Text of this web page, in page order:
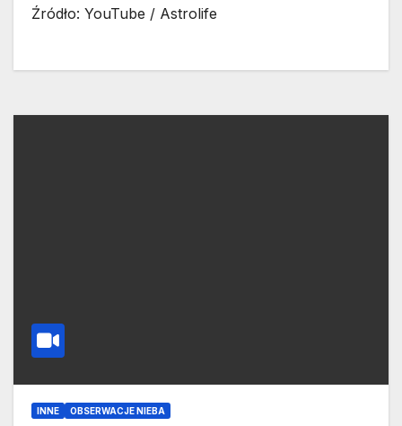
Źródło: YouTube / Astrolife
INNE OBSERWACJE NIEBA